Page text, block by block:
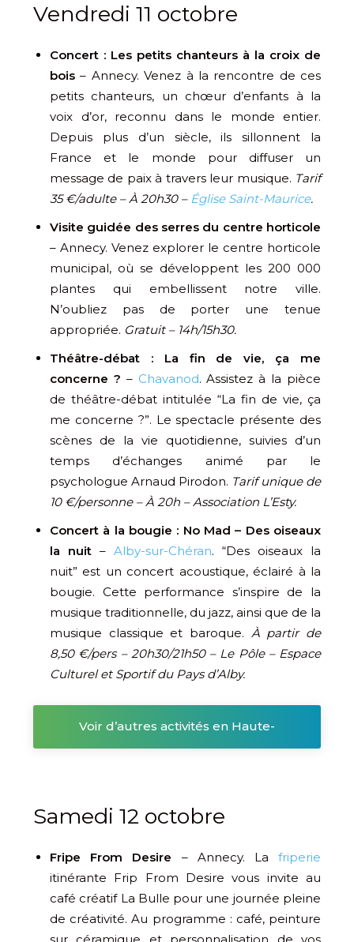
Vendredi 11 octobre
Concert : Les petits chanteurs à la croix de
bois – Annecy. Venez à la rencontre de ces
petits chanteurs, un chœur d’enfants à la
voix d’or, reconnu dans le monde entier.
Depuis plus d’un siècle, ils sillonnent la
France et le monde pour diffuser un
message de paix à travers leur musique. Tarif
35 €/adulte – À 20h30 – Église Saint-Maurice.
Visite guidée des serres du centre horticole
– Annecy. Venez explorer le centre horticole
municipal, où se développent les 200 000
plantes qui embellissent notre ville.
N’oubliez pas de porter une tenue
appropriée. Gratuit – 14h/15h30.
Théâtre-débat : La fin de vie, ça me
concerne ? – Chavanod. Assistez à la pièce
de théâtre-débat intitulée “La fin de vie, ça
me concerne ?”. Le spectacle présente des
scènes de la vie quotidienne, suivies d’un
temps d’échanges animé par le
psychologue Arnaud Pirodon. Tarif unique de
10 €/personne – À 20h – Association L’Esty.
Concert à la bougie : No Mad – Des oiseaux
la nuit – Alby-sur-Chéran. “Des oiseaux la
nuit” est un concert acoustique, éclairé à la
bougie. Cette performance s’inspire de la
musique traditionnelle, du jazz, ainsi que de la
musique classique et baroque. À partir de
8,50 €/pers – 20h30/21h50 – Le Pôle – Espace
Culturel et Sportif du Pays d’Alby.
Voir d’autres activités en Haute-
Samedi 12 octobre
Fripe From Desire – Annecy. Lafriperie
itinérante Frip From Desire vous invite au
café créatif La Bulle pour une journée pleine
de créativité. Au programme : café, peinture